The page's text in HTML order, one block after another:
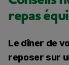
repas
Le dîner de
reposer sur